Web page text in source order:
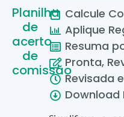
Planilha
de
acerto
de
comissão
Calcule
Aplique
Resuma
Pronta,
Revisada